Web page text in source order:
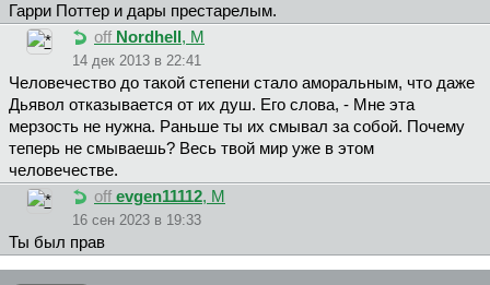
Гарри Поттер и дары престарелым.
off Nordhell , М
14 дек 2013 в 22:41
Человечество до такой степени стало аморальным, что даже
Дьявол отказывается от их душ. Его слова, - Мне эта
мерзость не нужна. Раньше ты их смывал за собой. Почему
теперь не смываешь? Весь твой мир уже в этом
человечестве.
off evgen11112, М
16 сен 2023 в 19:33
Ты был прав